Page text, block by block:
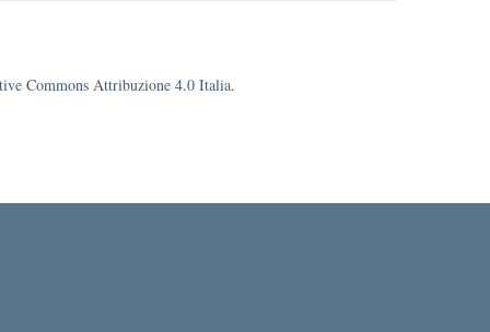
Commons Attribuzione 4.0 Italia.